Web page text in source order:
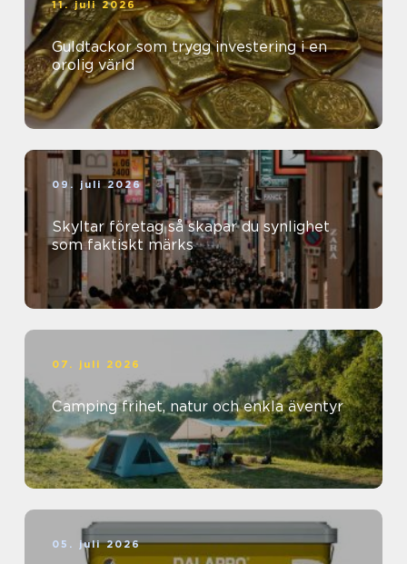
11. juli 2026
Guldtackor som trygg investering i en
orolig värld
09. juli 2026
Skyltar företag så skapar du synlighet
som faktiskt märks
07. juli 2026
Camping frihet, natur och enkla äventyr
05. juli 2026